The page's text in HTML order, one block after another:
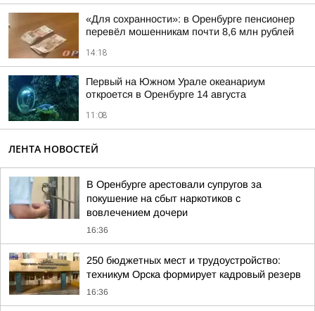
«Для сохранности»: в Оренбурге пенсионер
перевёл мошенникам почти 8,6 млн рублей
14:18
Первый на Южном Урале океанариум
откроется в Оренбурге 14 августа
11:08
ЛЕНТА НОВОСТЕЙ
В Оренбурге арестовали супругов за
покушение на сбыт наркотиков с
вовлечением дочери
16:36
250 бюджетных мест и трудоустройство:
техникум Орска формирует кадровый резерв
16:36